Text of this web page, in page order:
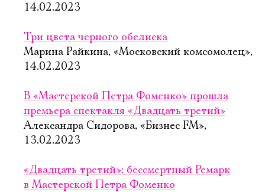
14.02.2023
Три цвета черного обелиска
Марина Райкина, «Московский комсомолец»,
14.02.2023
В «Мастерской Петра Фоменко» прошла
премьера спектакля «Двадцать третий»
Александра Сидорова, «Бизнес FM»,
13.02.2023
«Двадцать третий»: бессмертный Ремарк
в Мастерской Петра Фоменко